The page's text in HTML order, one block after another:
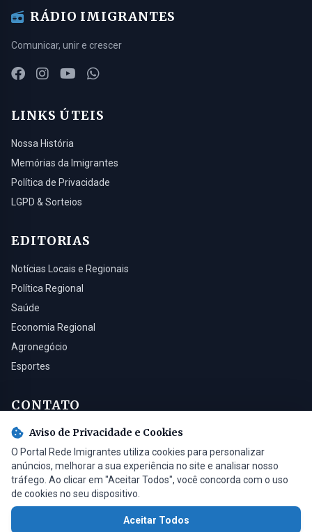
RÁDIO IMIGRANTES
Comunicar, unir e crescer
LINKS ÚTEIS
Nossa História
Memórias da Imigrantes
Política de Privacidade
LGPD & Sorteios
EDITORIAS
Notícias Locais e Regionais
Política Regional
Saúde
Economia Regional
Agronegócio
Esportes
CONTATO
Turvo - SC, 88930-000
(48) 3525-0321
contato@radioimigrantes.com.br
Aviso de Privacidade e Cookies
O Portal Rede Imigrantes utiliza cookies para personalizar
anúncios, melhorar a sua experiência no site e analisar nosso
tráfego. Ao clicar em "Aceitar Todos", você concorda com o uso
de cookies no seu dispositivo.
Aceitar Todos